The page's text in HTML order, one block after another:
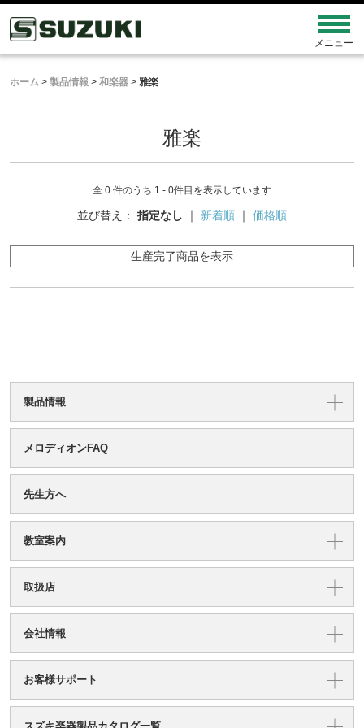
ホーム > 製品情報 > 和楽器 > 雅楽
雅楽
全 0 件のうち 1 - 0件目を表示しています
並び替え： 指定なし ｜ 新着順 ｜ 価格順
生産完了商品を表示
製品情報
メロディオンFAQ
先生方へ
教室案内
取扱店
会社情報
お客様サポート